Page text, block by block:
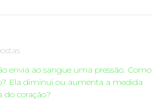
envia ao sangue uma pressão. Como
Ela diminui ou aumenta a medida
do coração?